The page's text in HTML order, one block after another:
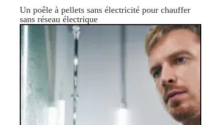
Un poêle à pellets sans électricité pour chauffer
sans réseau électrique